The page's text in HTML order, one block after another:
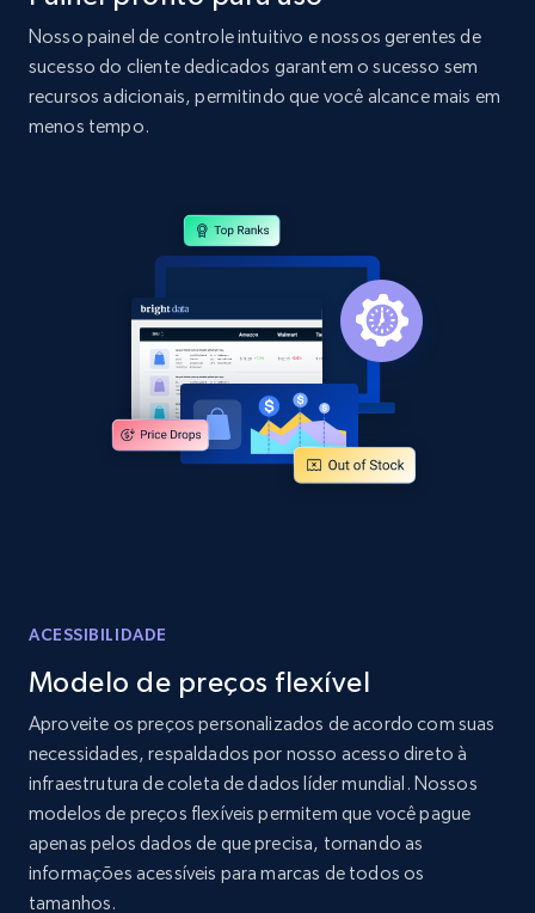
Home Depot US - Gather data on products
using specified keywords
Comece agora
Home Depot US - Discover products by
specified URL
URL, Domain, Country code, Model number,
Home Depot US - Discover products by
specified UPC
URL, Domain, Country code, Model number,
Sku, Product id, Product name, Manufacturer,
and more.
2.1K+
Nosso painel de controle intuitivo e nossos gerentes de
sucesso do cliente dedicados garantem o sucesso sem
recursos adicionais, permitindo que você alcance mais em
menos tempo.
ACESSIBILIDADE
Modelo de preços flexível
Aproveite os preços personalizados de acordo com suas
necessidades, respaldados por nosso acesso direto à
infraestrutura de coleta de dados líder mundial. Nossos
modelos de preços flexíveis permitem que você pague
apenas pelos dados de que precisa, tornando as
informações acessíveis para marcas de todos os
tamanhos.